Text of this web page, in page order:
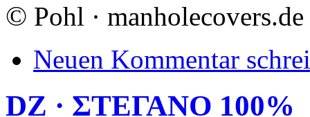
© Pohl · manholecovers.de
Neuen Kommentar
DZ · ΣΤΕΓΑΝΟ 100%